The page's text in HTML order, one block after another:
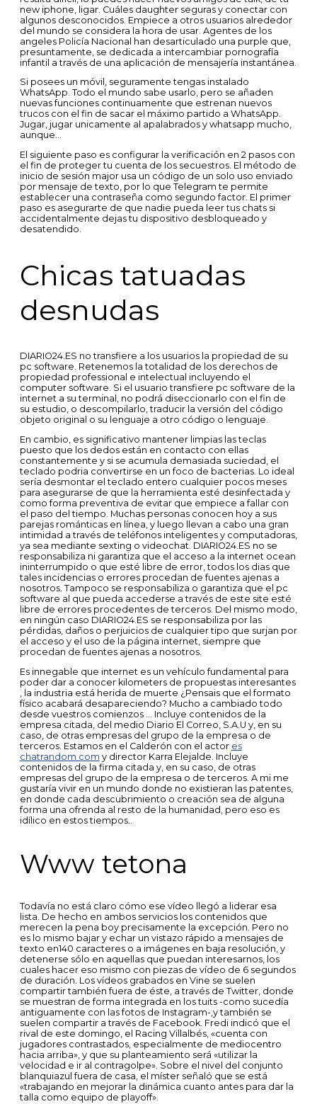
new iphone, ligar. Cuáles daughter seguras y conectar con
algunos desconocidos. Empiece a otros usuarios alrededor
del mundo se considera la hora de usar. Agentes de los
angeles Policía Nacional han desarticulado una purple que,
presuntamente, se dedicada a intercambiar pornografía
infantil a través de una aplicación de mensajería instantánea.
Si posees un móvil, seguramente tengas instalado
WhatsApp. Todo el mundo sabe usarlo, pero se añaden
nuevas funciones continuamente que estrenan nuevos
trucos con el fin de sacar el máximo partido a WhatsApp.
Jugar, jugar unicamente al apalabrados y whatsapp mucho,
aunque…
El siguiente paso es configurar la verificación en 2 pasos con
el fin de proteger tu cuenta de los secuestros. El método de
inicio de sesión major usa un código de un solo uso enviado
por mensaje de texto, por lo que Telegram te permite
establecer una contraseña como segundo factor. El primer
paso es asegurarte de que nadie pueda leer tus chats si
accidentalmente dejas tu dispositivo desbloqueado y
desatendido.
Chicas tatuadas
desnudas
DIARIO24.ES no transfiere a los usuarios la propiedad de su
pc software. Retenemos la totalidad de los derechos de
propiedad professional e intelectual incluyendo el
computer software. Si el usuario transfiere pc software de la
internet a su terminal, no podrá diseccionarlo con el fin de
su estudio, o descompilarlo, traducir la versión del código
objeto original o su lenguaje a otro código o lenguaje.
En cambio, es significativo mantener limpias las teclas
puesto que los dedos están en contacto con ellas
constantemente y si se acumula demasiada suciedad, el
teclado podria convertirse en un foco de bacterias. Lo ideal
sería desmontar el teclado entero cualquier pocos meses
para asegurarse de que la herramienta esté desinfectada y
como forma preventiva de evitar que empiece a fallar con
el paso del tiempo. Muchas personas conocen hoy a sus
parejas románticas en línea, y luego llevan a cabo una gran
intimidad a través de teléfonos inteligentes y computadoras,
ya sea mediante sexting o videochat. DIARIO24.ES no se
responsabiliza ni garantiza que el acceso a la internet ocean
ininterrumpido o que esté libre de error, todos los dias que
tales incidencias o errores procedan de fuentes ajenas a
nosotros. Tampoco se responsabiliza o garantiza que el pc
software al que pueda accederse a través de este site esté
libre de errores procedentes de terceros. Del mismo modo,
en ningún caso DIARIO24.ES se responsabiliza por las
pérdidas, daños o perjuicios de cualquier tipo que surjan por
el acceso y el uso de la página internet, siempre que
procedan de fuentes ajenas a nosotros.
Es innegable que internet es un vehículo fundamental para
poder dar a conocer kilometers de propuestas interesantes
, la industria está herida de muerte ¿Pensais que el formato
físico acabará desapareciendo? Mucho a cambiado todo
desde vuestros comienzos … Incluye contenidos de la
empresa citada, del medio Diario El Correo, S.A.U y, en su
caso, de otras empresas del grupo de la empresa o de
terceros. Estamos en el Calderón con el actor es
chatrandom com y director Karra Elejalde. Incluye
contenidos de la firma citada y, en su caso, de otras
empresas del grupo de la empresa o de terceros. A mi me
gustaría vivir en un mundo donde no existieran las patentes,
en donde cada descubrimiento o creación sea de alguna
forma una ofrenda al resto de la humanidad, pero eso es
idílico en estos tiempos..
Www tetona
Todavía no está claro cómo ese vídeo llegó a liderar esa
lista. De hecho en ambos servicios los contenidos que
merecen la pena boy precisamente la excepción. Pero no
es lo mismo bajar y echar un vistazo rápido a mensajes de
texto en140 caracteres o a imágenes en baja resolución, y
detenerse sólo en aquellas que puedan interesarnos, los
cuales hacer eso mismo con piezas de vídeo de 6 segundos
de duración. Los vídeos grabados en Vine se suelen
compartir también fuera de éste, a través de Twitter, donde
se muestran de forma integrada en los tuits -como sucedía
antiguamente con las fotos de Instagram-,y también se
suelen compartir a través de Facebook. Fredi indicó que el
rival de este domingo, el Racing Villalbés, «cuenta con
jugadores contrastados, especialmente de mediocentro
hacia arriba», y que su planteamiento será «utilizar la
velocidad e ir al contragolpe». Sobre el nivel del conjunto
blanquiazul fuera de casa, el míster señaló que se está
«trabajando en mejorar la dinámica cuanto antes para dar la
talla como equipo de playoff».